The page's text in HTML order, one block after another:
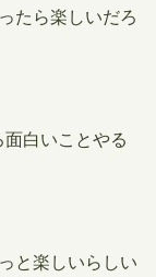
たら楽しいだろ
白いことやる
と楽しいらしい